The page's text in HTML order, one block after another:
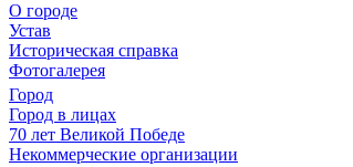
О городе
Устав
Историческая справка
Фотогалерея
Город
Город в лицах
70 лет Великой Победе
Некоммерческие организации